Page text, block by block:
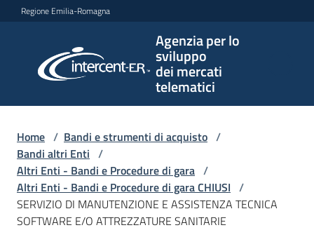
Vai al contenuto
Vai alla navigazione
Vai al footer
Regione Emilia-Romagna
Agenzia per lo
sviluppo
dei mercati
telematici
per lo
sviluppo
telematici
L'Agenzia
Home / Bandi e strumenti di acquisto /
Bandi altri Enti /
Altri Enti - Bandi e Procedure di gara /
Altri Enti - Bandi e Procedure di gara CHIUSI /
SERVIZIO DI MANUTENZIONE E ASSISTENZA TECNICA
SOFTWARE E/O ATTREZZATURE SANITARIE